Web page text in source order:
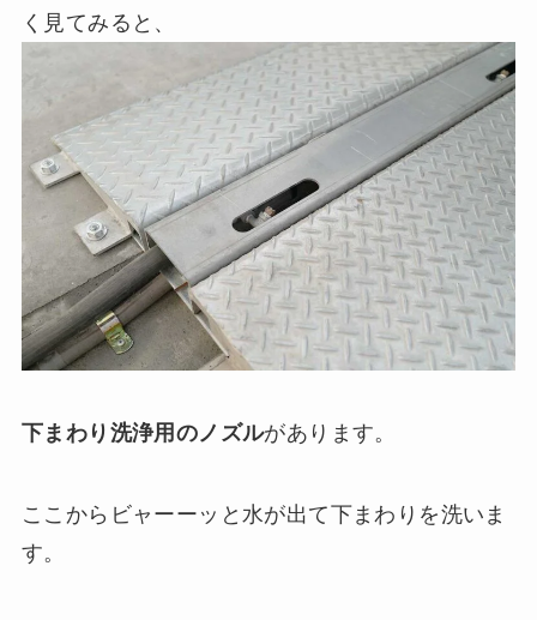
く見てみると、
下まわり洗浄用のノズルがあります。
ここからビャーーッと水が出て下まわりを洗いま
す。